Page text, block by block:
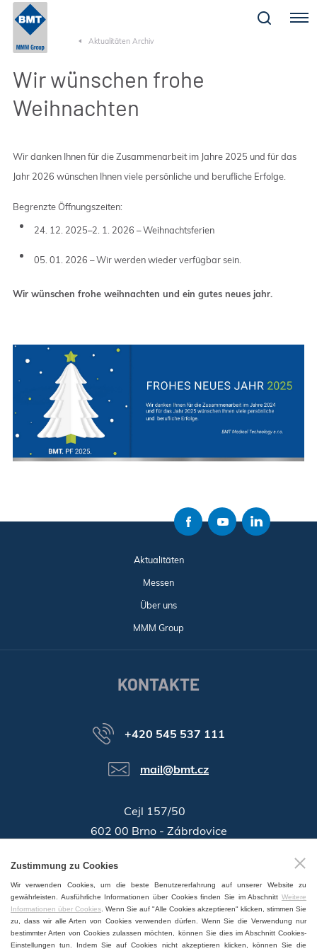
Menu
Aktualitäten Archiv
Wir wünschen frohe
Weihnachten
Wir danken Ihnen für die Zusammenarbeit im Jahre 2025 und für das
Jahr 2026 wünschen Ihnen viele persönliche und berufliche Erfolge.
Begrenzte Öffnungszeiten:
24. 12. 2025–2. 1. 2026 – Weihnachtsferien
05. 01. 2026 – Wir werden wieder verfügbar sein.
Wir wünschen frohe weihnachten und ein gutes neues jahr.
Aktualitäten
Messen
Über uns
MMM Group
KONTAKTE
+420 545 537 111
mail@bmt.cz
Cejl 157/50
602 00 Brno - Zábrdovice
Identifikationsnummer:
GPS: 49°11'55.196"N, 16°37'19.559"E
Zustimmung zu Cookies
Wir verwenden Cookies, um die beste Benutzererfahrung auf unserer Website zu
gewährleisten. Ausführliche Informationen über Cookies finden Sie im Abschnitt Weitere
Informationen über Cookies . Wenn Sie auf "Alle Cookies akzeptieren" klicken, stimmen Sie
zu, dass wir alle Arten von Cookies verwenden dürfen. Wenn Sie die Verwendung nur
bestimmter Arten von Cookies zulassen möchten, können Sie dies im Abschnitt Cookies-
Einstellungen tun. Indem Sie auf Cookies nicht akzeptieren klicken, können Sie die